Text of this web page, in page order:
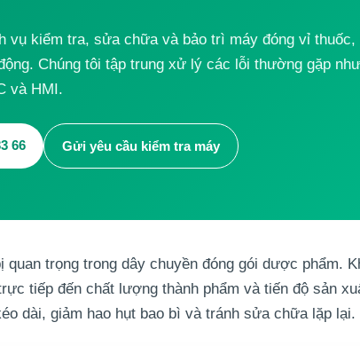
vụ kiểm tra, sửa chữa và bảo trì máy đóng vỉ
Chúng tôi tập trung xử lý các lỗi thường gặp
và HMI.
66 Gửi yêu cầu kiểm tra máy
quan trọng trong dây chuyền đóng gói dược
tiếp đến chất lượng thành phẩm và tiến độ sản
dài, giảm hao hụt bao bì và tránh sửa chữa lặp lại.